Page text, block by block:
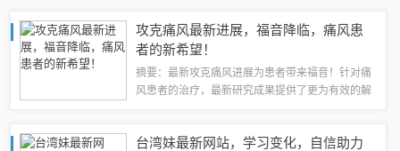
攻克痛风最新进展，福音降临，痛风患
者的新希望！
摘要：最新攻克痛风进展为患者带来福音！针对痛
风患者的治疗，最新研究成果提供了更为有效的解
者们提供更有效的治疗方法，助力患者战胜痛...
台湾妹最新网站，学习变化，自信助力